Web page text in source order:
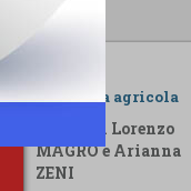
L'impresa agricola
A cura di Lorenzo
MAGRO e Arianna
ZENI